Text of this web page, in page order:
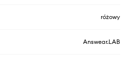
różowy
Answear.LAB